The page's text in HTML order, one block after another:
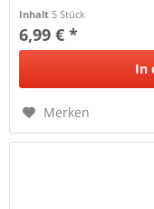
Inhalt 5 Stück
6,99 € *
In
Merken